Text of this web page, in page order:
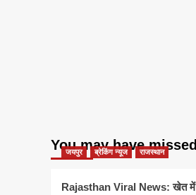
You may have missed
जयपुर ब्रेकिंग न्यूज राजस्थान
Rajasthan Viral News: खेत में